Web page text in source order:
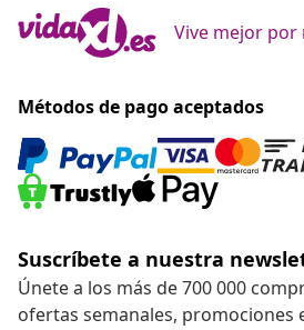
Vive mejor por
Métodos de pago aceptados
Suscríbete a nuestra
Únete a los más de 700 000
ofertas semanales, promociones